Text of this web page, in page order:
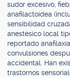
sudor excesivo,
anafilactoidea
sensibilidad
anestésico local
reportado
convulsiones
accidental. Han
trastornos